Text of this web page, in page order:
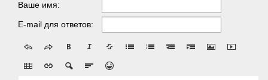
Ваше имя:
E-mail для ответов: